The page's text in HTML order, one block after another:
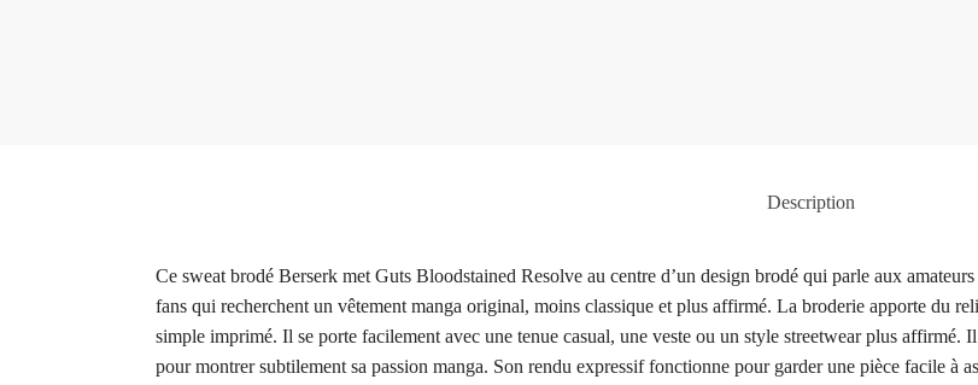
Description
Ce sweat brodé Berserk met Guts Bloodstained Resolve au centre d’un design brodé qui parle aux
fans qui recherchent un vêtement manga original, moins classique et plus affirmé. La broderie apporte du
simple imprimé. Il se porte facilement avec une tenue casual, une veste ou un style streetwear plus affirmé.
pour montrer subtilement sa passion manga. Son rendu expressif fonctionne pour garder une pièce facile à